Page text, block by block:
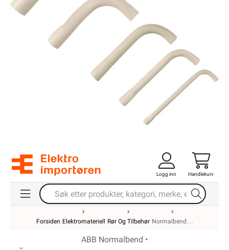
Logg inn Handlekurv
Forsiden Elektromateriell Rør Og Tilbehør Normalbend
ABB Normalbend •